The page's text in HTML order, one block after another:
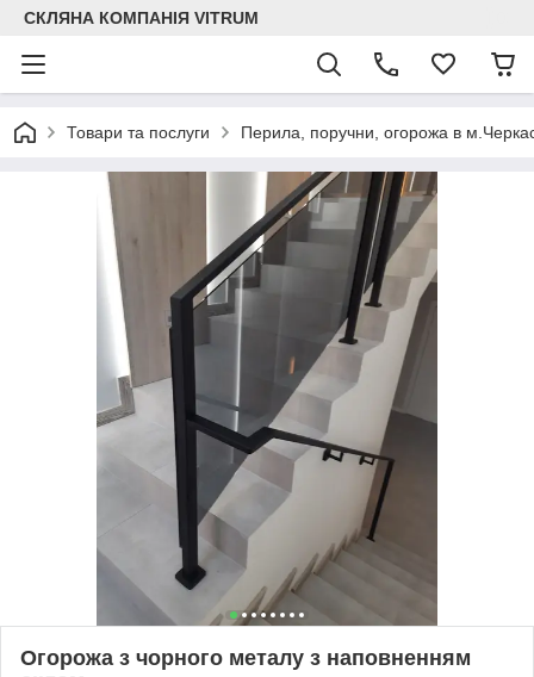
СКЛЯНА КОМПАНІЯ VITRUM
Товари та послуги Перила, поручни, огорожа в
Огорожа з чорного металу з наповненням